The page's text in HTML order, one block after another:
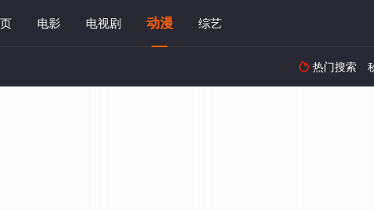
电影 电视剧 动漫 综艺
 热门搜索